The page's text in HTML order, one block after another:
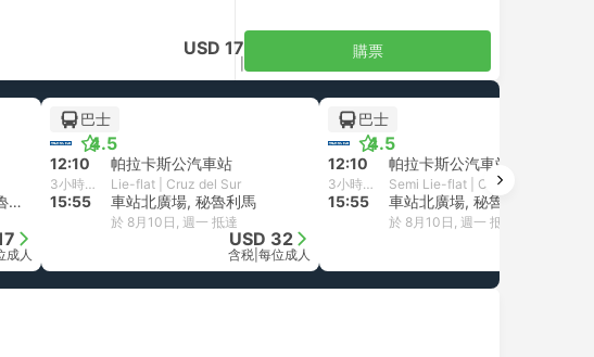
USD 17 購票
羅梅利薩SAC汽車站, 秘魯利馬
成人
巴士
4.5
12:10 帕拉卡斯公汽車站
3小時45分鐘 Lie-flat | Cruz del Sur
15:55 車站北廣場, 秘魯利馬
於 8月10日, 週一 抵達
USD 32
含税 每位成人
巴士
4.5
12:10 帕拉卡斯公汽車站
3小時45分鐘 Semi Lie-flat | Cruz del Sur
15:55 車站北廣場, 秘魯利馬
於 8月10日, 週一 抵達